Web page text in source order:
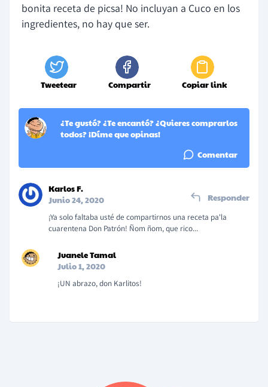
bonita receta de picsa! No incluyan a Cuco en los
ingredientes, no hay que ser.
Tweetear Compartir Copiar link
¿Te gustó? ¿Te encantó? ¿Quieres comprarlos
todos? ¡Díme que opinas!
Comentar
Karlos F.
Junio 24, 2020
¡Ya solo faltaba usté de compartirnos una receta pa'la
cuarentena Don Patrón! Ñom ñom, que rico...
Responder
Juanele Tamal
Julio 1, 2020
¡UN abrazo, don Karlitos!